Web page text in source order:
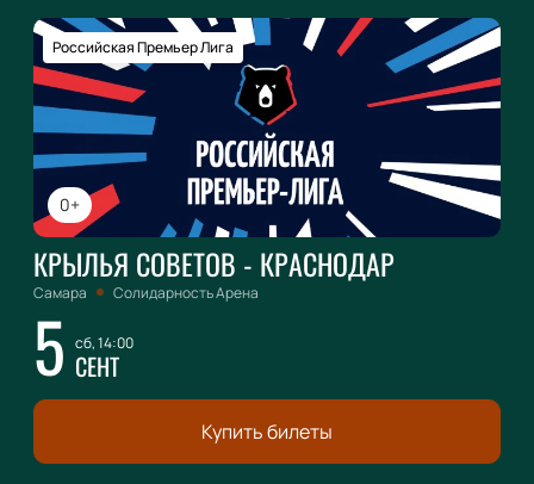
0+
Российская Премьер Лига
КРЫЛЬЯ СОВЕТОВ - КРАСНОДАР
Самара Солидарность Арена
5 сб, 14:00
СЕНТ
Купить билеты